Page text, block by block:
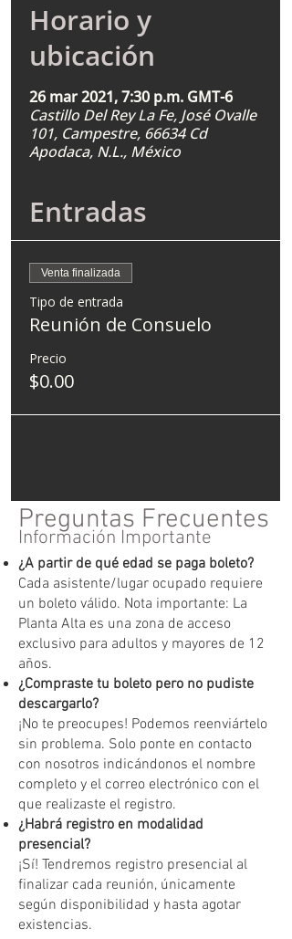
Horario y
ubicación
26 mar 2021, 7:30 p.m. GMT-6
Castillo Del Rey La Fe, José Ovalle
101, Campestre, 66634 Cd
Apodaca, N.L., México
Entradas
Venta finalizada
Tipo de entrada
Reunión de Consuelo
Precio
$0.00
Preguntas Frecuentes
Información Importante
¿A partir de qué edad se paga boleto?
Cada asistente/lugar ocupado requiere
un boleto válido. Nota importante: La
Planta Alta es una zona de acceso
exclusivo para adultos y mayores de 12
años.
¿Compraste tu boleto pero no pudiste
descargarlo?
¡No te preocupes! Podemos reenviártelo
sin problema. Solo ponte en contacto
con nosotros indicándonos el nombre
completo y el correo electrónico con el
que realizaste el registro.
¿Habrá registro en modalidad
presencial?
¡Sí! Tendremos registro presencial al
finalizar cada reunión, únicamente
según disponibilidad y hasta agotar
existencias.